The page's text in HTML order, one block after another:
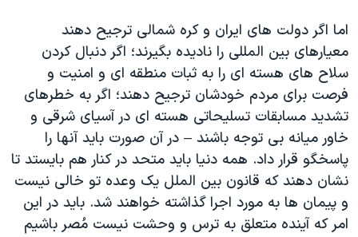
اما اگر دولت های ایران و کره شمالی ترجیح دهند
معیارهای بین المللی را نادیده بگیرند؛ اگر دنبال کردن
سلاح های هسته ای را به ثبات منطقه ای و امنیت و
فرصت برای مردم خودشان ترجیح دهند؛ اگر به خطرهای
تشدید مسابقات تسلیحاتی هسته ای در آسیای شرقی و
خاور میانه بی توجه باشند – در آن صورت باید آنها را
پاسخگو قرار داد. همه دنیا باید متحد در کنار هم بایستد تا
نشان دهند که قانون بین الملل یک وعده تو خالی نیست
و پیمان ها به مورد اجرا گذاشته خواهند شد. باید در این
امر که آینده متعلق به ترس و وحشت نیست مُصر باشیم